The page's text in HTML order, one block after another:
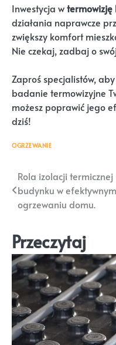
Inwestycja wtermowizję
działania naprawcze
zwiększy komfort
Nie czekaj, zadbaj o
Zaproś specjalistów,
badanie termowizyjne
możesz poprawić jego
dziś!
OGRZEWANIE
Nawigacja
wpisu
Rola izolacji termicznej
budynku w efektywnym
ogrzewaniu domu.
Przeczytaj